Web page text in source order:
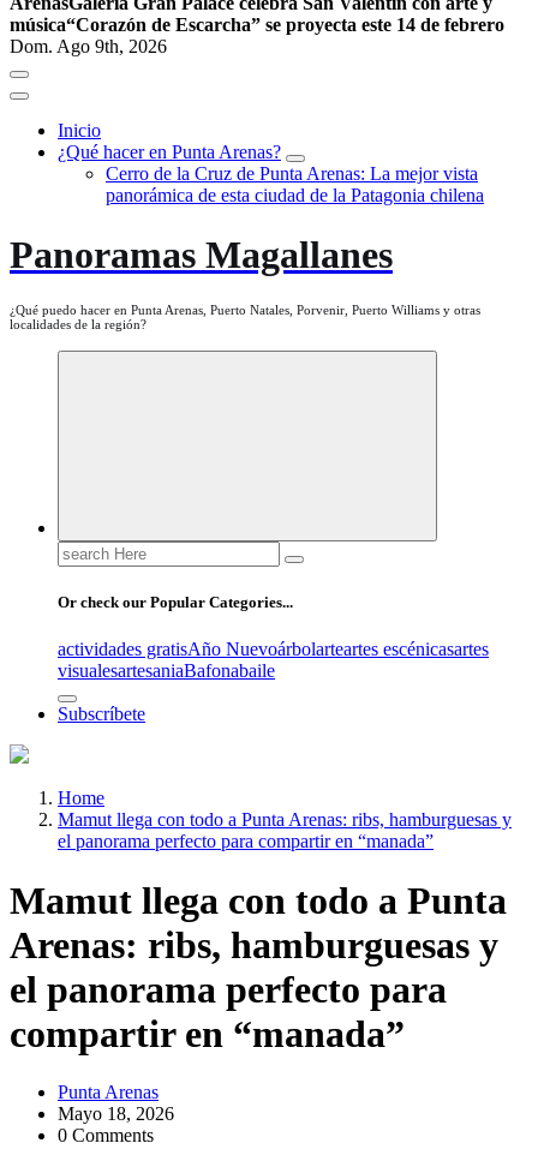
música“Corazón de Escarcha” se proyecta este 14 de febrero
Dom. Ago 9th, 2026
Inicio
¿Qué hacer en Punta Arenas?
Cerro de la Cruz de Punta Arenas: La mejor vista
panorámica de esta ciudad de la Patagonia chilena
Panoramas Magallanes
¿Qué puedo hacer en Punta Arenas, Puerto Natales, Porvenir, Puerto Williams y otras
localidades de la región?
Search
for:
Or check our Popular Categories...
actividades gratisAño Nuevoárbolarteartes escénicasartes
visualesartesaniaBafonabaile
Subscríbete
Home
Mamut llega con todo a Punta Arenas: ribs, hamburguesas y
el panorama perfecto para compartir en “manada”
Mamut llega con todo a Punta
Arenas: ribs, hamburguesas y
el panorama perfecto para
compartir en “manada”
Punta Arenas
Mayo 18, 2026
0 Comments